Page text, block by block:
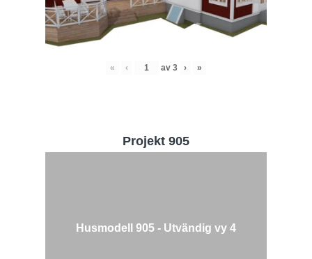
« ‹ av 3 › »
Projekt 905
Husmodell 905 - Utvändig vy 4